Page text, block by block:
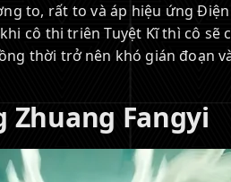
to, rất to và áp hiệu ứng
cô thi triên Tuyệt Kĩ thì cô
thời trở nên khó gián đoạn
Zhuang Fangyi